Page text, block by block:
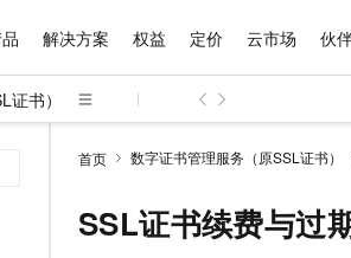
解决方案 权益 定价 云市场 伙
书）
首页 数字证书管理服务（原SSL证书）
SSL证书续费与过
千问AI平台
精选产品
大模型服务与应用平台
精选解决方案
企业级Agent产品，直接交付可用成果
普惠上云
云服务器38元/年起，超值低价云产品抢先购
产品定价
了解云产品的定价详情
云上成本管理
精选商城
多端小程序
成为销售伙伴
咨询伙伴
售前咨询
为什么选择阿里云
技术领先